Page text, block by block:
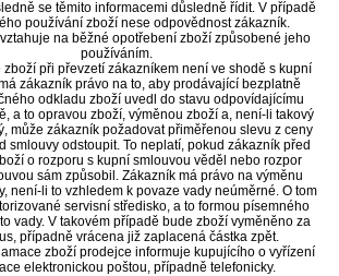
se těmito informacemi důsledně řídit. V případě
používání zboží nese odpovědnost zákazník.
na běžné opotřebení zboží způsobené jeho
používáním.
zboží při převzetí zákazníkem není ve shodě s kupní
zákazník právo na to, aby prodávající bezplatně
odkladu zboží uvedl do stavu odpovídajícímu
a to opravou zboží, výměnou zboží a, není-li takový
může zákazník požadovat přiměřenou slevu z ceny
smlouvy odstoupit. To neplatí, pokud zákazník před
o rozporu s kupní smlouvou věděl nebo rozpor
sám způsobil. Zákazník má právo na výměnu
není-li to vzhledem k povaze vady neúměrné. O tom
servisní středisko, a to formou písemného
vady. V takovém případě bude zboží vyměněno za
případně vrácena již zaplacená částka zpět.
zboží prodejce informuje kupujícího o vyřízení
elektronickou poštou, případně telefonicky.